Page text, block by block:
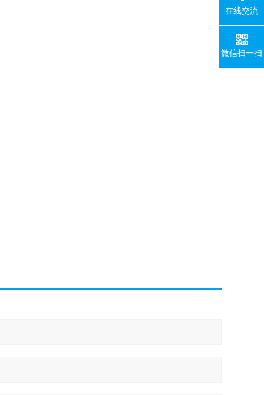
在线交流
微信扫一扫